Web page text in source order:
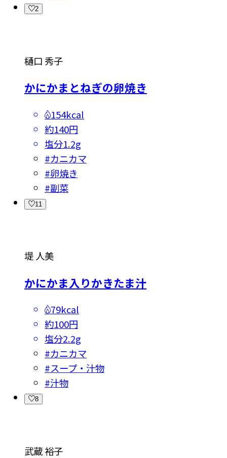
2
樋口 秀子
かにかまとねぎの卵焼き
154kcal
約140円
塩分1.2g
#カニカマ
#卵焼き
#副菜
11
堤 人美
かにかま入りかきたま汁
79kcal
約100円
塩分2.2g
#カニカマ
#スープ・汁物
#汁物
8
武蔵 裕子